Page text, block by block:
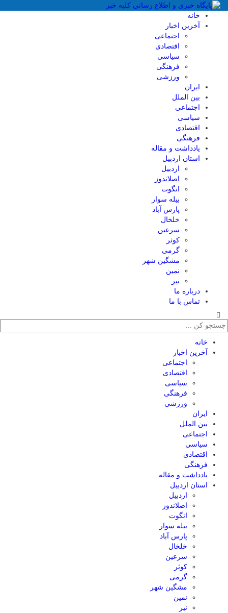
خانه
آخرین اخبار
اجتماعی
اقتصادی
سیاسی
فرهنگی
ورزشی
ایران
بین الملل
اجتماعی
سیاسی
اقتصادی
فرهنگی
یادداشت و مقاله
استان اردبیل
اردبیل
اصلاندوز
انگوت
بیله سوار
پارس آباد
خلخال
سرعین
کوثر
گرمی
مشگین شهر
نمین
نیر
درباره ما
تماس با ما
خانه
آخرین اخبار
اجتماعی
اقتصادی
سیاسی
فرهنگی
ورزشی
ایران
بین الملل
اجتماعی
سیاسی
اقتصادی
فرهنگی
یادداشت و مقاله
استان اردبیل
اردبیل
اصلاندوز
انگوت
بیله سوار
پارس آباد
خلخال
سرعین
کوثر
گرمی
مشگین شهر
نمین
نیر